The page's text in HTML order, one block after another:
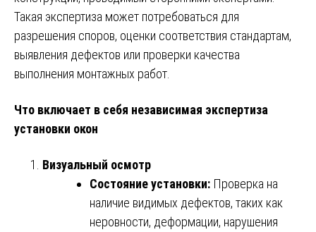
Такая экспертиза может потребоваться для
разрешения споров, оценки соответствия стандартам,
выявления дефектов или проверки качества
выполнения монтажных работ.
Что включает в себя независимая экспертиза
установки окон
Визуальный осмотр
Состояние установки: Проверка на
наличие видимых дефектов, таких как
неровности, деформации, нарушения